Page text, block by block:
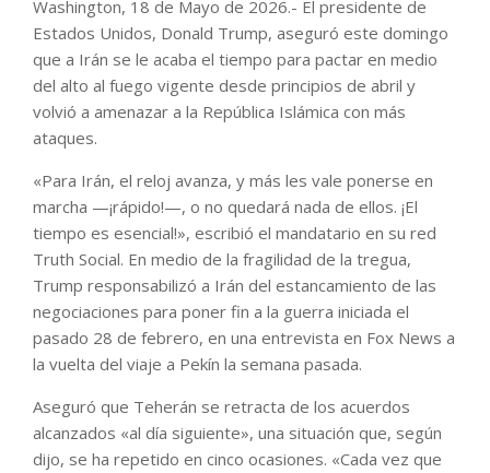
Washington, 18 de Mayo de 2026.- El presidente de
Estados Unidos, Donald Trump, aseguró este domingo
que a Irán se le acaba el tiempo para pactar en medio
del alto al fuego vigente desde principios de abril y
volvió a amenazar a la República Islámica con más
ataques.
«Para Irán, el reloj avanza, y más les vale ponerse en
marcha —¡rápido!—, o no quedará nada de ellos. ¡El
tiempo es esencial!», escribió el mandatario en su red
Truth Social. En medio de la fragilidad de la tregua,
Trump responsabilizó a Irán del estancamiento de las
negociaciones para poner fin a la guerra iniciada el
pasado 28 de febrero, en una entrevista en Fox News a
la vuelta del viaje a Pekín la semana pasada.
Aseguró que Teherán se retracta de los acuerdos
alcanzados «al día siguiente», una situación que, según
dijo, se ha repetido en cinco ocasiones. «Cada vez que